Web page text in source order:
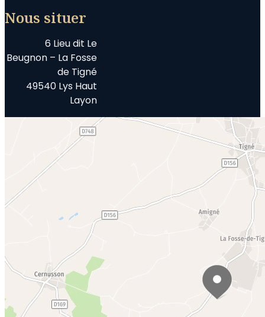
Nous situer
6 Lieu dit Le
Beugnon – La Fosse
de Tigné
49540 Lys Haut
Layon